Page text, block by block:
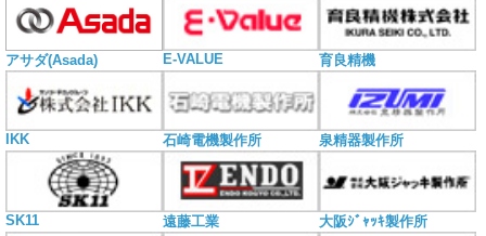
アサダ(Asada) E-VALUE 育良精機
IKK 石崎電機製作所 泉精器製作所
SK11 遠藤工業 大阪ｼﾞｬｯｷ製作所